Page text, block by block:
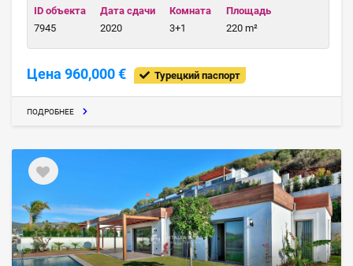
ID объекта
7945
Дата сдачи
2020
Комната
3+1
Площадь
220 m²
Цена 960,000 € Турецкий паспорт
ПОДРОБНЕЕ